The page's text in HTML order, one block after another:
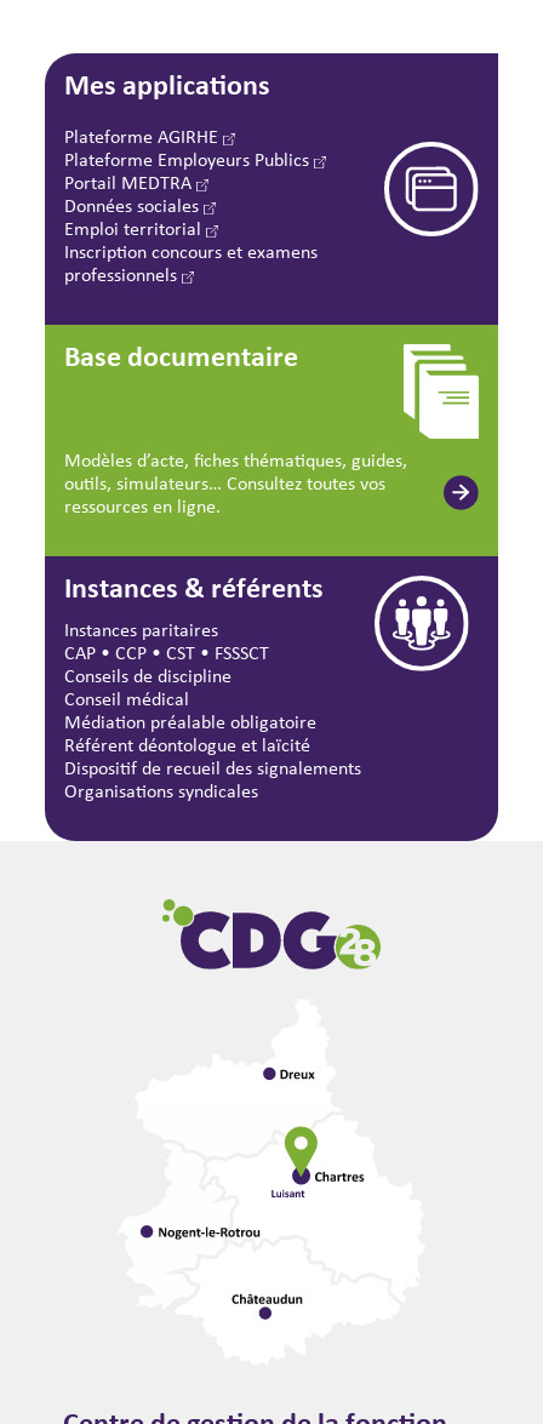
Mes applications
Plateforme AGIRHE
Plateforme Employeurs Publics
Portail MEDTRA
Données sociales
Emploi territorial
Inscription concours et examens
professionnels
Base documentaire
Modèles d’acte, fiches thématiques, guides,
outils, simulateurs… Consultez toutes vos
ressources en ligne.
Instances & référents
Instances paritaires
CAP •CCP •CST • FSSSCT
Conseils de discipline
Conseil médical
Médiation préalable obligatoire
Référent déontologue et laïcité
Dispositif de recueil des signalements
Organisations syndicales